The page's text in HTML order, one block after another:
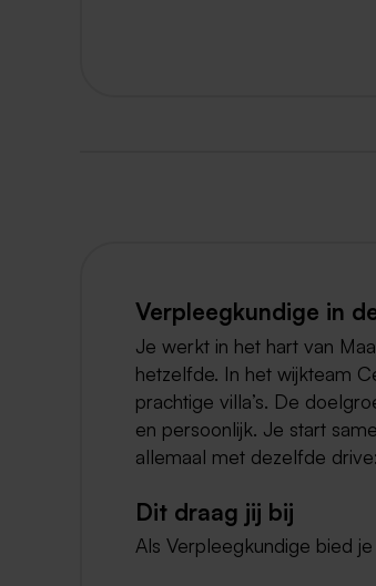
Verpleegkundige in
Je werkt in het hart van
hetzelfde. In het wijkteam
prachtige villa’s. De
en persoonlijk. Je start
allemaal met dezelfde
Dit draag jij bij
Als Verpleegkundige bied